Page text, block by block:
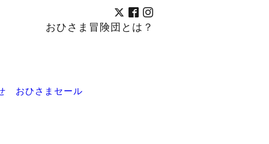
おひさま冒険団とは？
おひさまセール